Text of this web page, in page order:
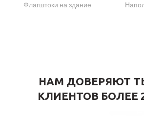
Флагштоки на здание
НАМ ДОВЕРЯЮТ
КЛИЕНТОВ БОЛЕЕ